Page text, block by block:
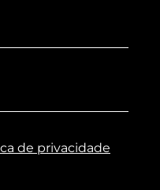
de privacidade